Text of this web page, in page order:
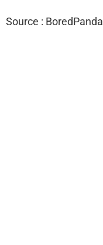
Source : BoredPanda